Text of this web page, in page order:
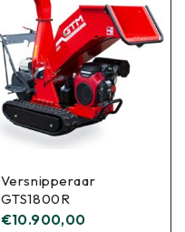
Versnipperaar
GTS1800R
€10.900,00